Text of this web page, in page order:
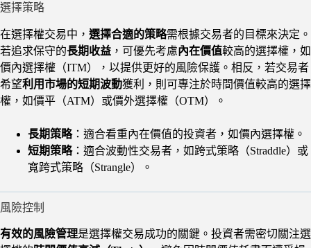
選擇策略
在選擇權交易中， 選擇合適的策略需根據交易者的目標來決定。
若追求保守的長期收益 ，可優先考慮內在價值較高的選擇權，如
價內選擇權（ITM），以提供更好的風險保護。相反，若交易者
希望利用市場的短期波動獲利，則可專注於時間價值較高的選擇
權，如價平（ATM）或價外選擇權（OTM）。
長期策略：適合看重內在價值的投資者，如價內選擇權。
短期策略：適合波動性交易者，如跨式策略（Straddle）或
寬跨式策略（Strangle）。
風險控制
有效的風險管理是選擇權交易成功的關鍵。投資者需密切關注選